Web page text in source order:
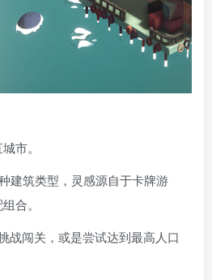
市。
建筑类型，灵感源自于卡牌游
合。
战闯关，或是尝试达到最高人口